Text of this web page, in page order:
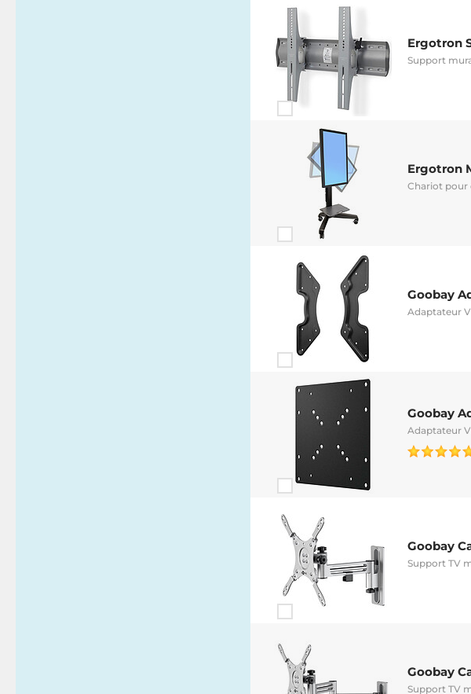
Ergotron
Support
Ergotron
Chariot pour
Goobay
Adaptateur
Goobay
Adaptateur
Goobay
Support TV
Goobay
Support TV